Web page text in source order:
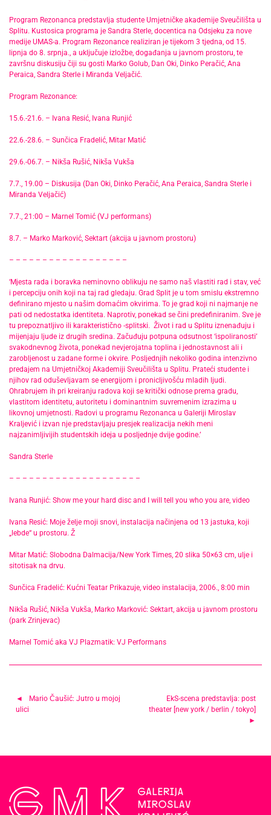
Program Rezonanca predstavlja studente Umjetničke akademije Sveučilišta u
Splitu. Kustosica programa je Sandra Sterle, docentica na Odsjeku za nove
medije UMAS-a. Program Rezonance realiziran je tijekom 3 tjedna, od 15.
lipnja do 8. srpnja., a uključuje izložbe, događanja u javnom prostoru, te
završnu diskusiju čiji su gosti Marko Golub, Dan Oki, Dinko Peračić, Ana
Peraica, Sandra Sterle i Miranda Veljačić.
Program Rezonance:
15.6.-21.6. – Ivana Resić, Ivana Runjić
22.6.-28.6. – Sunčica Fradelić, Mitar Matić
29.6.-06.7. – Nikša Rušić, Nikša Vukša
7.7., 19.00 – Diskusija (Dan Oki, Dinko Peračić, Ana Peraica, Sandra Sterle i
Miranda Veljačić)
7.7., 21:00 – Marnel Tomić (VJ performans)
8.7. – Marko Marković, Sektart (akcija u javnom prostoru)
– – – – – – – – – – – – – – – – – –
‘Mjesta rada i boravka neminovno oblikuju ne samo naš vlastiti rad i stav, već
i percepciju onih koji na taj rad gledaju. Grad Split je u tom smislu ekstremno
definirano mjesto u našim domaćim okvirima. To je grad koji ni najmanje ne
pati od nedostatka identiteta. Naprotiv, ponekad se čini predefiniranim. Sve je
tu prepoznatljivo ili karakteristično -splitski. Život i rad u Splitu iznenađuju i
mijenjaju ljude iz drugih sredina. Začuđuju potpuna odsutnost ‘ispoliranosti’
svakodnevnog života, ponekad nevjerojatna toplina i jednostavnost ali i
zarobljenost u zadane forme i okvire. Posljednjih nekoliko godina intenzivno
predajem na Umjetničkoj Akademiji Sveučilišta u Splitu. Prateći studente i
njihov rad oduševljavam se energijom i pronicljivošću mladih ljudi.
Ohrabrujem ih pri kreiranju radova koji se kritički odnose prema gradu,
vlastitom identitetu, autoritetu i dominantnim suvremenim izrazima u
likovnoj umjetnosti. Radovi u programu Rezonanca u Galeriji Miroslav
Kraljević i izvan nje predstavljaju presjek realizacija nekih meni
najzanimljivijih studentskih ideja u posljednje dvije godine.’
Sandra Sterle
– – – – – – – – – – – – – – – – – – – –
Ivana Runjić: Show me your hard disc and I will tell you who you are, video
Ivana Resić: Moje želje moji snovi, instalacija načinjena od 13 jastuka, koji
„lebde“ u prostoru. Ž
Mitar Matić: Slobodna Dalmacija/New York Times, 20 slika 50×63 cm, ulje i
sitotisak na drvu.
Sunčica Fradelić: Kućni Teatar Prikazuje, video instalacija, 2006., 8:00 min
Nikša Rušić, Nikša Vukša, Marko Marković: Sektart, akcija u javnom prostoru
(park Zrinjevac)
Marnel Tomić aka VJ Plazmatik: VJ Performans
Navigacija
objava
Mario Čaušić: Jutro u mojoj
ulici
EkS-scena predstavlja: post
theater [new york / berlin / tokyo]